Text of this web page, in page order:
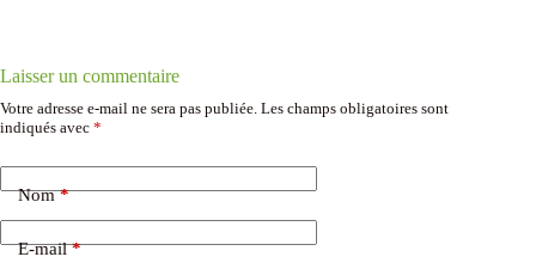
Laisser un commentaire
Votre adresse e-mail ne sera pas publiée. Les champs obligatoires sont
indiqués avec *
Nom*
E-mail*